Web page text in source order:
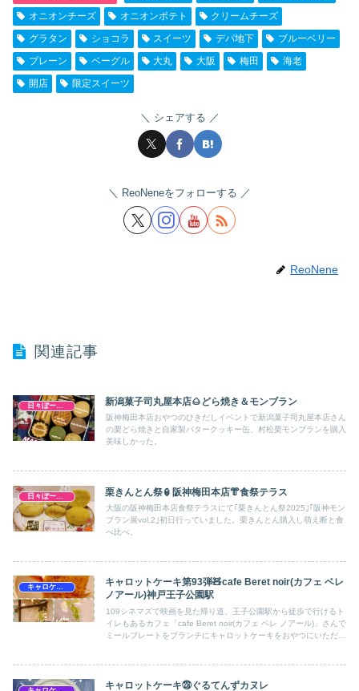
オニオンチーズ
オニオンポテト
クリームチーズ
グラタン
ショコラ スイーツ デパ地下
ブルーベリー
プレーン
ベーグル 大丸 大阪 梅田
海老
開店
限定スイーツ
シェアする
ReoNeneをフォローする
ReoNene
関連記事
新潟菓子司丸屋本店🌰どら焼き＆モンブラン
阪神梅田本店おやつのひきだしイベントで新潟菓子司丸屋本店さん
の栗どら焼きと自家製バタークッキー缶、村松栗モンブランを購入
美味しかった。
栗きんとん祭🏮阪神梅田本店👘食祭テラス
大阪の阪神梅田本店食祭テラスにて｢栗きんとん祭2025｣｢阪神モン
ブラン展vol.2｣初日行っていました。栗きんとん購入し萌え断と食
べ比べ。
キャロットケーキ第93弾🧸cafe Beret noir(カフェ ベレ
ノアール)神戸王子公園駅
109シネマズで映画を見た帰り道、王子公園駅から徒歩で行けるト
イレもあるカフェ「cafe Beret noir(カフェ ベレ ノアール)」さんで
ミールプレートをブランチにキャロットケーキをおやつにいただき
キャロットケーキ㉘ぐるてんずカヌレ